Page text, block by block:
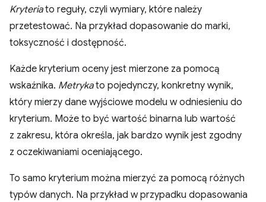
Kryteriato reguły, czyli wymiary, które należy
przetestować. Na przykład dopasowanie do marki,
toksyczność i dostępność.
Każde kryterium oceny jest mierzone za pomocą
wskaźnika. Metrykato pojedynczy, konkretny wynik,
który mierzy dane wyjściowe modelu w odniesieniu do
kryterium. Może to być wartość binarna lub wartość
z zakresu, która określa, jak bardzo wynik jest zgodny
z oczekiwaniami oceniającego.
To samo kryterium można mierzyć za pomocą różnych
typów danych. Na przykład w przypadku dopasowania